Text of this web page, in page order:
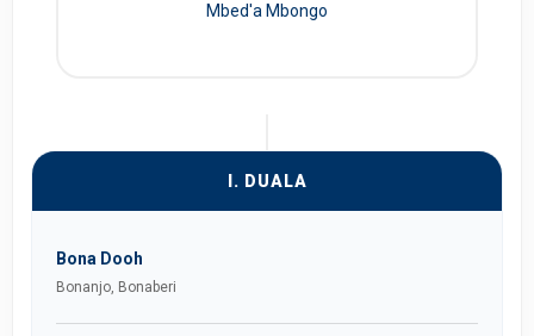
Mbed'a Mbongo
I. DUALA
Bona Dooh
Bonanjo, Bonaberi